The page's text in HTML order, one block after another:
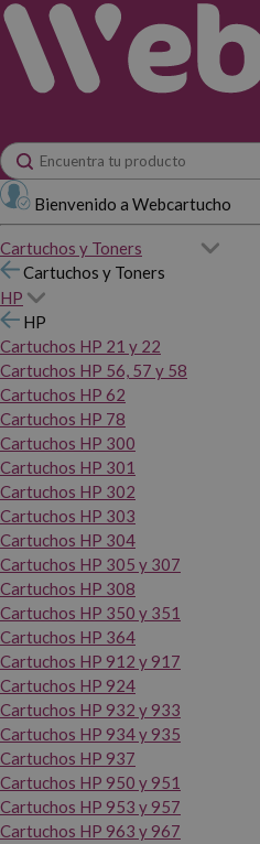
Bienvenido a Webcartucho
Cartuchos y Toners
Cartuchos y Toners
HP
HP
Cartuchos HP 21 y 22
Cartuchos HP 56, 57 y 58
Cartuchos HP 62
Cartuchos HP 78
Cartuchos HP 300
Cartuchos HP 301
Cartuchos HP 302
Cartuchos HP 303
Cartuchos HP 304
Cartuchos HP 305 y 307
Cartuchos HP 308
Cartuchos HP 350 y 351
Cartuchos HP 364
Cartuchos HP 912 y 917
Cartuchos HP 924
Cartuchos HP 932 y 933
Cartuchos HP 934 y 935
Cartuchos HP 937
Cartuchos HP 950 y 951
Cartuchos HP 953 y 957
Cartuchos HP 963 y 967